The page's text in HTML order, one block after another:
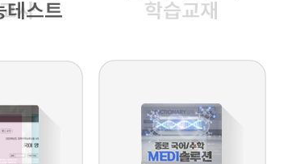
명회 - 기획특집 3탄